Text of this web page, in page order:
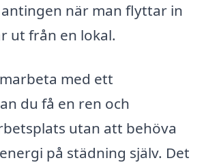
när man flyttar in
ut från en lokal.
med ett
du få en ren och
utan att behöva
på städning själv. Det